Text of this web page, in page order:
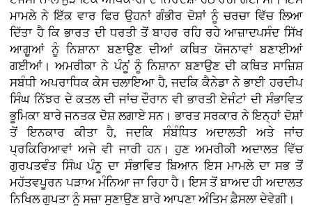
ਮਾਮਲੇ ਨੇ ਇੱਕ ਵਾਰ ਫਿਰ ਉਹਨਾਂ ਗੰਭੀਰ ਦੋਸ਼ਾਂ ਨੂੰ ਚਰਚਾ ਵਿੱਚ ਲਿਆ
ਦਿੱਤਾ ਹੈ ਕਿ ਭਾਰਤ ਦੀ ਧਰਤੀ ਤੋਂ ਬਾਹਰ ਰਹਿ ਰਹੇ ਆਜ਼ਾਦਪਸੰਦ ਸਿੱਖ
ਆਗੂਆਂ ਨੂੰ ਨਿਸ਼ਾਨਾ ਬਣਾਉਣ ਦੀਆਂ ਕਥਿਤ ਯੋਜਨਾਵਾਂ ਬਣਾਈਆਂ
ਗਈਆਂ। ਅਮਰੀਕਾ ਨੇ ਪੰਨੂਂ ਨੂੰ ਨਿਸ਼ਾਨਾ ਬਣਾਉਣ ਦੀ ਕਥਿਤ ਸਾਜ਼ਿਸ਼
ਸਬੰਧੀ ਅਪਰਾਧਿਕ ਕੇਸ ਚਲਾਇਆ ਹੈ, ਜਦਕਿ ਕੈਨੇਡਾ ਨੇ ਭਾਈ ਹਰਦੀਪ
ਸਿੰਘ ਨਿੱਝਰ ਦੇ ਕਤਲ ਦੀ ਜਾਂਚ ਦੌਰਾਨ ਵੀ ਭਾਰਤੀ ਏਜੰਟਾਂ ਦੀ ਸੰਭਾਵਿਤ
ਭੂਮਿਕਾ ਬਾਰੇ ਜਨਤਕ ਦੋਸ਼ ਲਗਾਏ ਸਨ। ਭਾਰਤ ਸਰਕਾਰ ਨੇ ਇਨ੍ਹਾਂ ਦੋਸ਼ਾਂ
ਤੋਂ ਇਨਕਾਰ ਕੀਤਾ ਹੈ, ਜਦਕਿ ਸੰਬੰਧਿਤ ਅਦਾਲਤੀ ਅਤੇ ਜਾਂਚ
ਪ੍ਰਕਿਰਿਆਵਾਂ ਅਜੇ ਵੀ ਜਾਰੀ ਹਨ। ਹੁਣ ਅਮਰੀਕੀ ਅਦਾਲਤ ਵਿੱਚ
ਗੁਰਪਤਵੰਤ ਸਿੰਘ ਪੰਨੂ ਦਾ ਸੰਭਾਵਿਤ ਬਿਆਨ ਇਸ ਮਾਮਲੇ ਦਾ ਸਭ ਤੋਂ
ਮਹੱਤਵਪੂਰਨ ਪੜਾਅ ਮੰਨਿਆ ਜਾ ਰਿਹਾ ਹੈ। ਇਸ ਤੋਂ ਬਾਅਦ ਹੀ ਅਦਾਲਤ
ਨਿਖਿਲ ਗੁਪਤਾ ਨੂੰ ਸਜ਼ਾ ਸੁਣਾਉਣ ਬਾਰੇ ਆਪਣਾ ਅੰਤਿਮ ਫ਼ੈਸਲਾ ਦੇਵੇਗੀ।